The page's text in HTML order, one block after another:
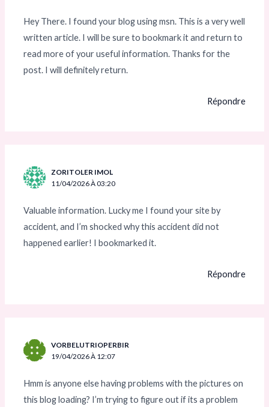
Hey There. I found your blog using msn. This is a very well
written article. I will be sure to bookmark it and return to
read more of your useful information. Thanks for the
post. I will definitely return.
Répondre
ZORITOLER IMOL
11/04/2026 À 03:20
Valuable information. Lucky me I found your site by
accident, and I’m shocked why this accident did not
happened earlier! I bookmarked it.
Répondre
VORBELUTRIOPERBIR
19/04/2026 À 12:07
Hmm is anyone else having problems with the pictures on
this blog loading? I’m trying to figure out if its a problem